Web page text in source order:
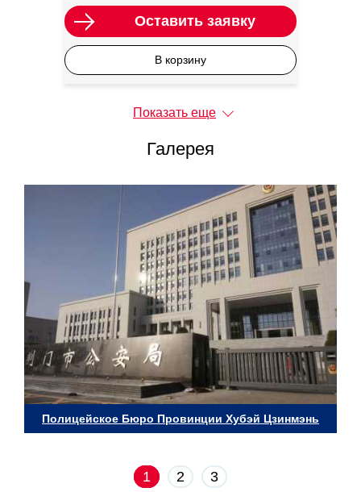
Оставить заявку
В корзину
Показать еще
Галерея
Полицейское Бюро Провинции Хубэй Цзинмэнь
1 2 3